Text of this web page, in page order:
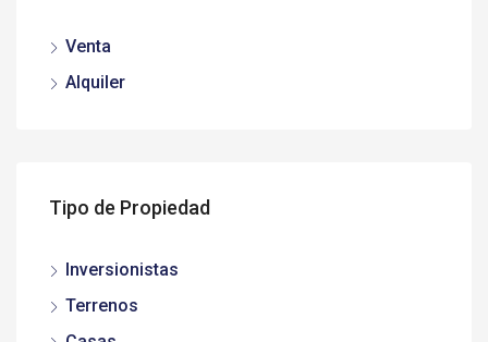
Venta
Alquiler
Tipo de Propiedad
Inversionistas
Terrenos